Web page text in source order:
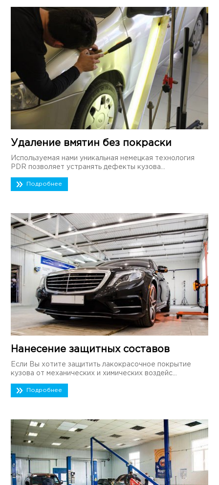
Удаление вмятин без покраски
Используемая нами уникальная немецкая технология
PDR позволяет устранять дефекты кузова...
Подробнее
Нанесение защитных составов
Если Вы хотите защитить лакокрасочное покрытие
кузова от механических и химических воздейс...
Подробнее